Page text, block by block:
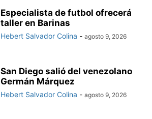
Especialista de futbol ofrecerá
taller en Barinas
Hebert Salvador Colina - agosto 9, 2026
San Diego salió del venezolano
Germán Márquez
Hebert Salvador Colina - agosto 9, 2026